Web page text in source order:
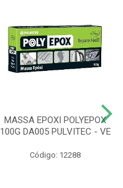
MASSA EPOXI POLYEPOX
100G DA005 PULVITEC - VE
Código: 12288